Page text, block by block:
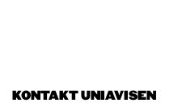
KONTAKT UNIAVISEN